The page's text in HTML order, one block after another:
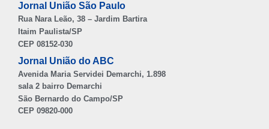
Jornal União São Paulo
Rua Nara Leão, 38 – Jardim Bartira
Itaim Paulista/SP
CEP 08152-030
Jornal União do ABC
Avenida Maria Servidei Demarchi, 1.898
sala 2 bairro Demarchi
São Bernardo do Campo/SP
CEP 09820-000